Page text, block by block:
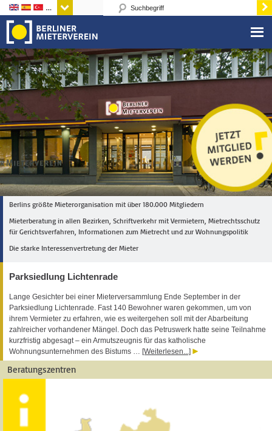
Sprachen
Berlins größte Mieterorganisation mit über 180.000 Mitgliedern
Mieterberatung in allen Bezirken, Schriftverkehr mit Vermietern, Mietrechtsschutz
für Gerichtsverfahren, Informationen zum Mietrecht und zur Wohnungspolitik
Die starke Interessenvertretung der Mieter
Parksiedlung Lichtenrade
Lange Gesichter bei einer Mieterversammlung Ende September in der
Parksiedlung Lichtenrade. Fast 140 Bewohner waren gekommen, um von
ihrem Vermieter zu erfahren, wie es weitergehen soll mit der Abarbeitung
zahlreicher vorhandener Mängel. Doch das Petruswerk hatte seine Teilnahme
kurzfristig abgesagt – ein Armutszeugnis für das katholische
Wohnungsunternehmen des Bistums … [Weiterlesen...]
Beratungszentren